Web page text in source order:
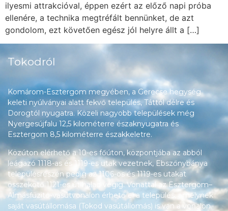
ilyesmi attrakcióval, éppen ezért az előző napi próba
ellenére, a technika megtréfált bennünket, de azt
gondolom, ezt követően egész jól helyre állt a […]
Tokodról
Komárom-Esztergom megyében, a Gerecse hegység
keleti nyúlványai alatt fekvő település, Táttól délre és
Dorogtól nyugatra. Közeli nagyobb települések még
Nyergesújfalu 12,5 kilométerre északnyugatra és
Esztergom 8,5 kilométerre északkeletre.
Közúton elérhető a 10-es főúton, központjába az abból
leágazó 1118-as és 1119-es utak vezetnek, Ebszőnybánya
településrészén pedig az 1106-os és 1119-es utakat
összekötő 1121-es út halad végig. Vonattal az Esztergom–
Almásfüzitő-vasútvonalon érhető el a település, amelynek
saját vasútállomása (Tokod vasútállomás) is van a vonalon.